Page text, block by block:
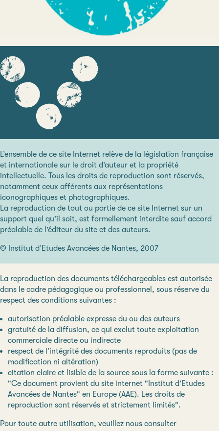
L’ensemble de ce site Internet relève de la législation française
et internationale sur le droit d’auteur et la propriété
intellectuelle. Tous les droits de reproduction sont réservés,
notamment ceux afférents aux représentations
iconographiques et photographiques.
La reproduction de tout ou partie de ce site Internet sur un
support quel qu’il soit, est formellement interdite sauf accord
préalable de l’éditeur du site et des auteurs.
© Institut d’Etudes Avancées de Nantes, 2007
La reproduction des documents téléchargeables est autorisée
dans le cadre pédagogique ou professionnel, sous réserve du
respect des conditions suivantes :
autorisation préalable expresse du ou des auteurs
gratuité de la diffusion, ce qui exclut toute exploitation
commerciale directe ou indirecte
respect de l’intégrité des documents reproduits (pas de
modification ni altération)
citation claire et lisible de la source sous la forme suivante :
"Ce document provient du site internet "Institut d’Etudes
Avancées de Nantes" en Europe (AAE). Les droits de
reproduction sont réservés et strictement limités".
Pour toute autre utilisation, veuillez nous consulter